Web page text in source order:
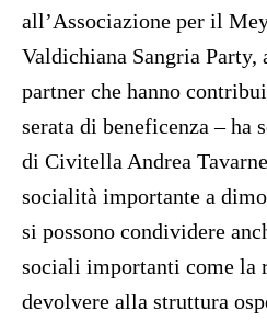
all’Associazione per il
Valdichiana Sangria
partner che hanno
serata di beneficenza – ha
di Civitella Andrea
socialità importante a
si possono condividere
sociali importanti come la
devolvere alla struttura